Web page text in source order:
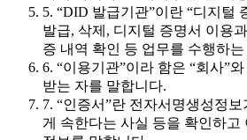
5. “DID 발급기관”이란 “디지털
발급, 삭제, 디지털 증명서 이용
증 내역 확인 등 업무를 수행하
6. “이용기관”이라 함은 “회사”
받는 자를 말합니다.
7. “인증서”란 전자서명생성정
게 속한다는 사실 등을 확인하고